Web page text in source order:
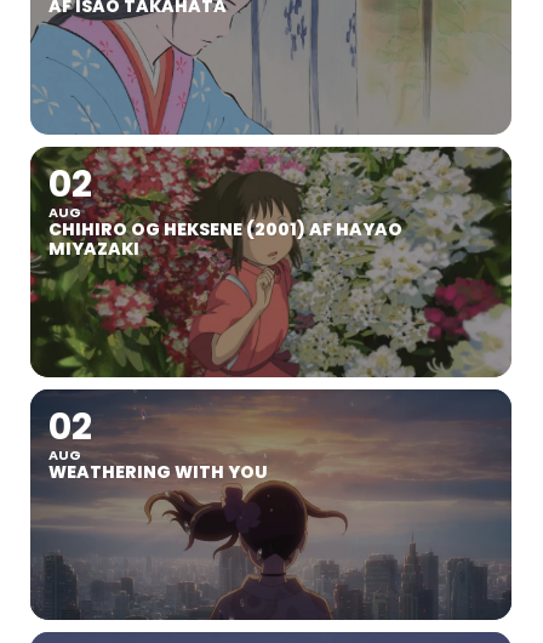
AF ISAO TAKAHATA
02
AUG
CHIHIRO OG HEKSENE (2001) AF HAYAO
MIYAZAKI
02
AUG
WEATHERING WITH YOU